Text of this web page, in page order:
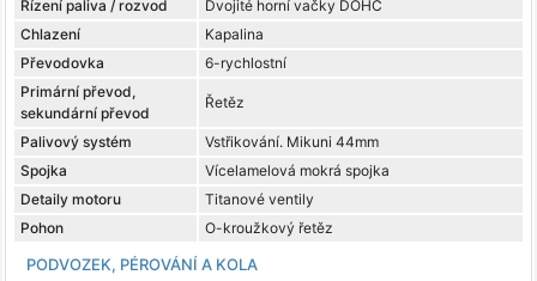
Řízení paliva / rozvod
Dvojité horní vačky DOHC
Chlazení
Kapalina
Převodovka
6-rychlostní
Primární převod,
sekundární převod
Řetěz
Palivový systém
Vstřikování. Mikuni 44mm
Spojka
Vícelamelová mokrá spojka
Detaily motoru
Titanové ventily
Pohon
O-kroužkový řetěz
PODVOZEK, PÉROVÁNÍ A KOLA